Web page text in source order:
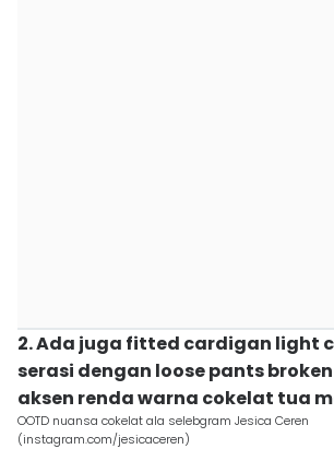
2. Ada juga fitted cardigan light
serasi dengan loose pants
aksen renda warna cokelat tua
OOTD nuansa cokelat ala selebgram Jesica Ceren
(instagram.com/jesicaceren)